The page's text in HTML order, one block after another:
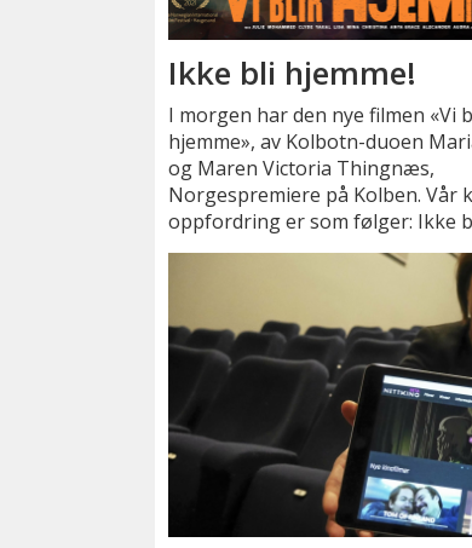
Ikke bli hjemme!
I morgen har den nye filmen «Vi
hjemme», av Kolbotn-duoen
og Maren Victoria Thingnæs,
Norgespremiere på Kolben. Vår
oppfordring er som følger: Ikke